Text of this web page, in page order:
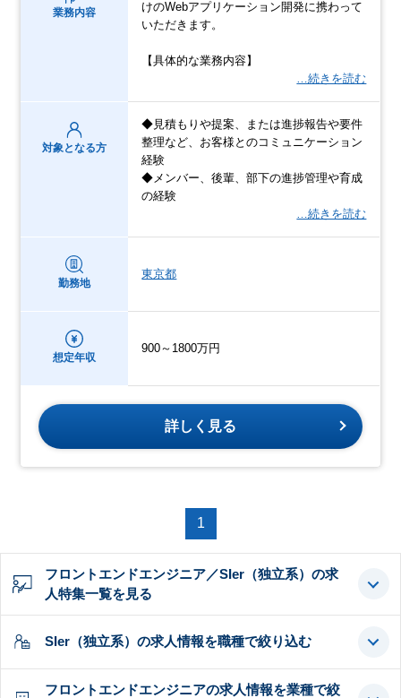
業務内容
けのWebアプリケーション開発に携わって
いただきます。
【具体的な業務内容】
…続きを読む
対象となる方
◆見積もりや提案、または進捗報告や要件
整理など、お客様とのコミュニケーション
経験
◆メンバー、後輩、部下の進捗管理や育成
の経験
…続きを読む
勤務地
東京都
想定年収
900～1800万円
詳しく見る
1
フロントエンドエンジニア／SIer（独立系）の求
人特集一覧を見る
SIer（独立系）の求人情報を職種で絞り込む
フロントエンドエンジニアの求人情報を業種で絞